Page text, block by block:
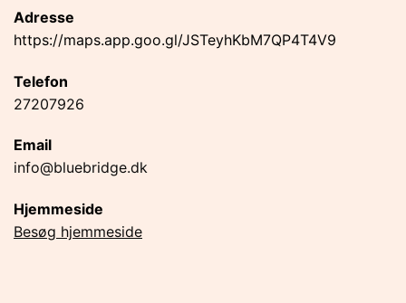
Adresse
https://maps.app.goo.gl/JSTeyhKbM7QP4T4V9
Telefon
27207926
Email
info@bluebridge.dk
Hjemmeside
Besøg hjemmeside